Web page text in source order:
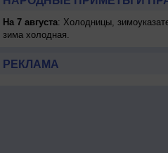
На 7 августа: Холодницы,
зима холодная.
РЕКЛАМА